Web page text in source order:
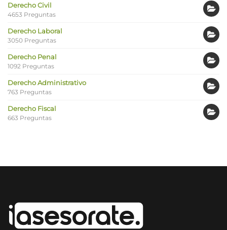
Derecho Civil
4653 Preguntas
Derecho Laboral
3050 Preguntas
Derecho Penal
1092 Preguntas
Derecho Administrativo
763 Preguntas
Derecho Fiscal
663 Preguntas